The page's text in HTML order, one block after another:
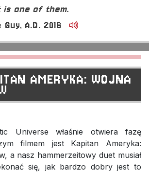
is one of them.
A.D. 2018
AMERYKA: WOJNA
Universe właśnie otwiera fazę
filmem jest Kapitan Ameryka:
a nasz hammerzeitowy duet musiał
się, jak bardzo dobry jest to